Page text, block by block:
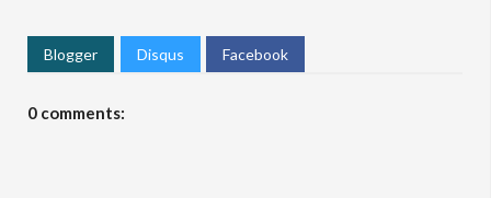
Blogger Disqus Facebook
0 comments: